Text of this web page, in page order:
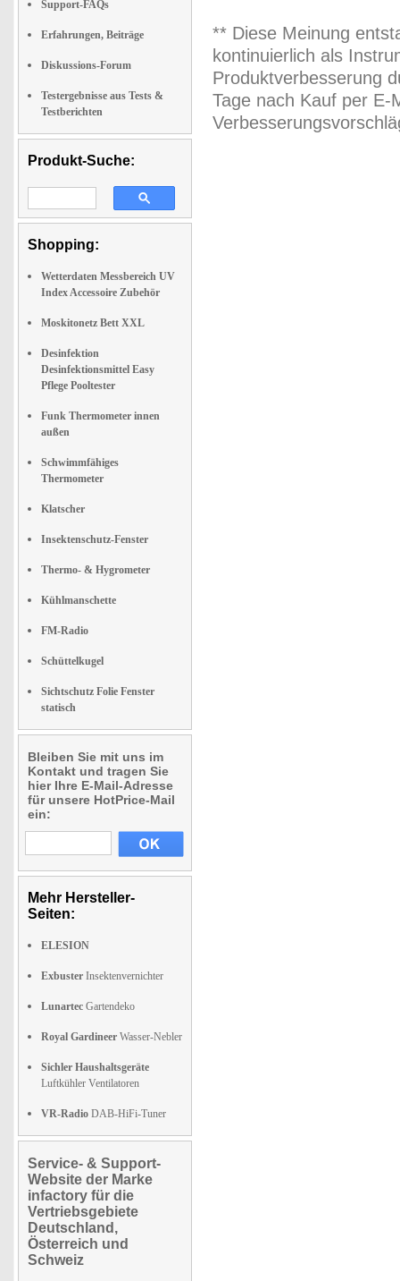
Support-FAQs
Erfahrungen, Beiträge
Diskussions-Forum
Testergebnisse aus Tests &
Testberichten
Produkt-Suche:
Shopping:
Wetterdaten Messbereich UV
Index Accessoire Zubehör
Moskitonetz Bett XXL
Desinfektion
Desinfektionsmittel Easy
Pflege Pooltester
Funk Thermometer innen
außen
Schwimmfähiges
Thermometer
Klatscher
Insektenschutz-Fenster
Thermo- & Hygrometer
Kühlmanschette
FM-Radio
Schüttelkugel
Sichtschutz Folie Fenster
statisch
Bleiben Sie mit uns im
Kontakt und tragen Sie
hier Ihre E-Mail-Adresse
für unsere HotPrice-Mail
ein:
Mehr Hersteller-
Seiten:
ELESION
Exbuster Insektenvernichter
Lunartec Gartendeko
Royal Gardineer Wasser-Nebler
Sichler Haushaltsgeräte
Luftkühler Ventilatoren
VR-Radio DAB-HiFi-Tuner
Service- & Support-
Website der Marke
infactory für die
Vertriebsgebiete
Deutschland,
Österreich und
Schweiz
** Diese Meinung
kontinuierlich als
Produktverbesserung
Tage nach Kauf per E-